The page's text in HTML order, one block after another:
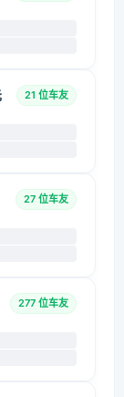
21 位车友
27 位车友
277 位车友